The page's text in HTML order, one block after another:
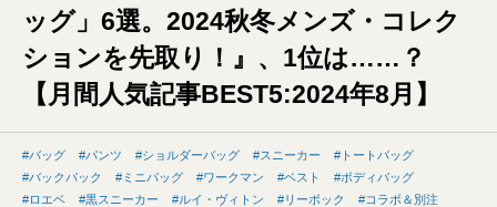
ッグ」6選。2024秋冬メンズ・コレク
ションを先取り！』、1位は……？
【月間人気記事BEST5:2024年8月】
バッグ パンツ ショルダーバッグ スニーカー
トートバッグ
バックパック
ミニバッグ ワークマン ベスト
ボディバッグ
ロエベ
黒スニーカー ルイ・ヴィトン リーボック
コラボ＆別注